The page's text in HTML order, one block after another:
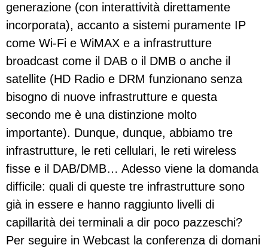
generazione (con interattività direttamente
incorporata), accanto a sistemi puramente IP
come Wi-Fi e WiMAX e a infrastrutture
broadcast come il DAB o il DMB o anche il
satellite (HD Radio e DRM funzionano senza
bisogno di nuove infrastrutture e questa
secondo me è una distinzione molto
importante). Dunque, dunque, abbiamo tre
infrastrutture, le reti cellulari, le reti wireless
fisse e il DAB/DMB… Adesso viene la domanda
difficile: quali di queste tre infrastrutture sono
già in essere e hanno raggiunto livelli di
capillarità dei terminali a dir poco pazzeschi?
Per seguire in Webcast la conferenza di domani